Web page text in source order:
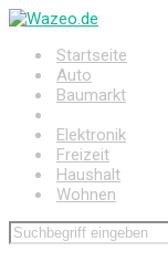
Zum
springenStartseite
Auto
Baumarkt
Elektronik
Freizeit
Haushalt
Wohnen